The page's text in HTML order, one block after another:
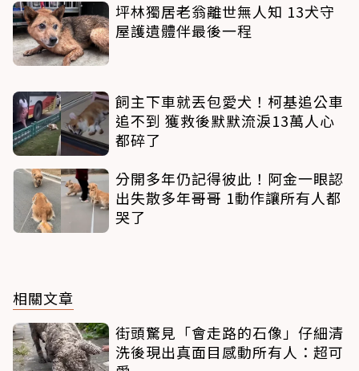
坪林獨居老翁離世無人知 13犬守
屋護遺體伴最後一程
飼主下車就丟包愛犬！柯基追公車
追不到 獲救後默默流淚13萬人心
都碎了
分開多年仍記得彼此！阿金一眼認
出失散多年哥哥 1動作讓所有人都
哭了
相關文章
街頭驚見「會走路的石像」仔細清
洗後現出真面目感動所有人：超可